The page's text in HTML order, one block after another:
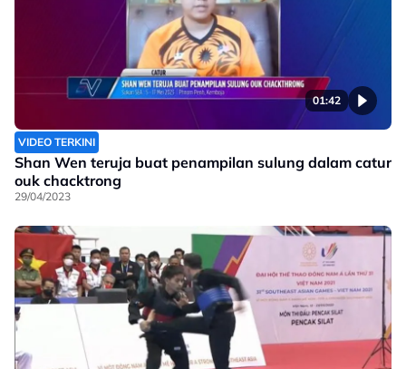
01:42
VIDEO TERKINI
Shan Wen teruja buat penampilan sulung dalam catur
ouk chacktrong
29/04/2023